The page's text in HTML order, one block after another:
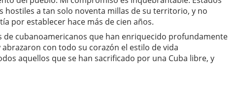
a tan solo noventa millas de su territorio, y no
por establecer hace más de cien años.
de cubanoamericanos que han enriquecido profundamente
con todo su corazón el estilo de vida
aquellos que se han sacrificado por una Cuba libre, y